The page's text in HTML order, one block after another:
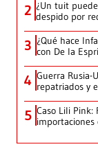
2 ¿Un tuit
despido por
3 ¿Qué hace
con De la
4 Guerra Rusia-
repatriados y
5 Caso Lili Pink:
importaciones